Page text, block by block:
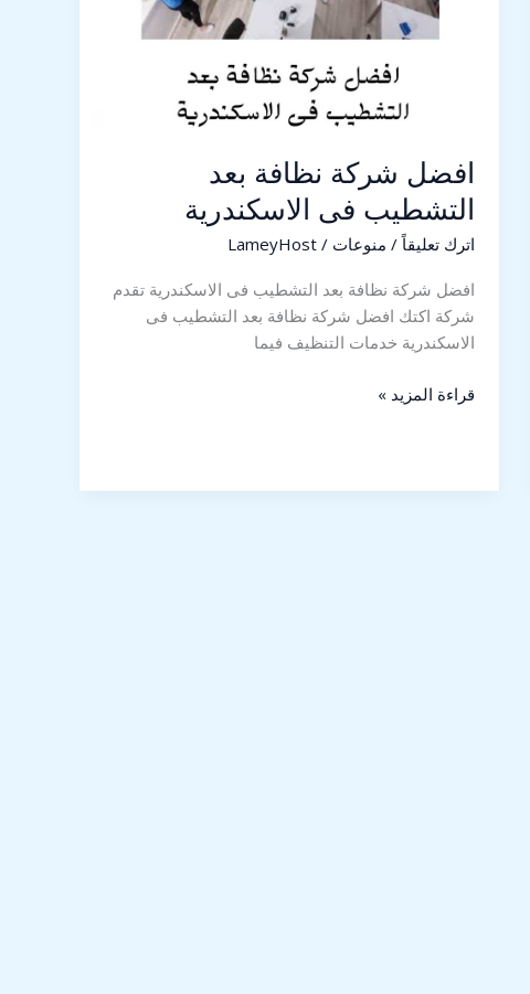
افضل شركة نظافة بعد
التشطيب فى الاسكندرية
اترك تعليقاً / منوعات /
LameyHost
افضل شركة نظافة بعد التشطيب فى الاسكندرية تقدم
شركة اكتك افضل شركة نظافة بعد التشطيب فى
الاسكندرية خدمات التنظيف فيما
قراءة المزيد »